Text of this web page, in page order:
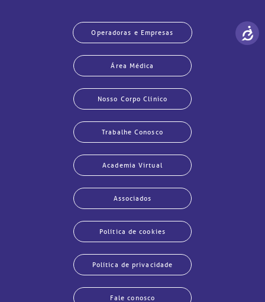
Operadoras e Empresas
Área Médica
Nosso Corpo Clínico
Trabalhe Conosco
Academia Virtual
Associados
Política de cookies
Política de privacidade
Fale conosco